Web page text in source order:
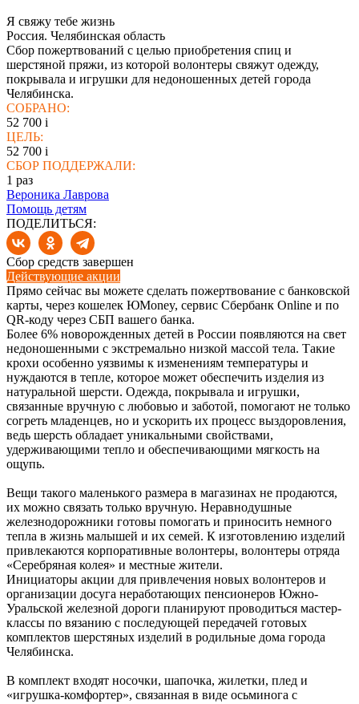
Я свяжу тебе жизнь
Россия. Челябинская область
Сбор пожертвований с целью приобретения спиц и
шерстяной пряжи, из которой волонтеры свяжут одежду,
покрывала и игрушки для недоношенных детей города
Челябинска.
СОБРАНО:
52 700 i
ЦЕЛЬ:
52 700 i
СБОР ПОДДЕРЖАЛИ:
1 раз
Вероника Лаврова
Помощь детям
ПОДЕЛИТЬСЯ:
Сбор средств завершен
Действующие акции
Прямо сейчас вы можете сделать пожертвование с банковской
карты, через кошелек ЮMoney, сервис Сбербанк Online и по
QR-коду через СБП вашего банка.
Более 6% новорожденных детей в России появляются на свет
недоношенными с экстремально низкой массой тела. Такие
крохи особенно уязвимы к изменениям температуры и
нуждаются в тепле, которое может обеспечить изделия из
натуральной шерсти. Одежда, покрывала и игрушки,
связанные вручную с любовью и заботой, помогают не только
согреть младенцев, но и ускорить их процесс выздоровления,
ведь шерсть обладает уникальными свойствами,
удерживающими тепло и обеспечивающими мягкость на
ощупь.
Вещи такого маленького размера в магазинах не продаются,
их можно связать только вручную. Неравнодушные
железнодорожники готовы помогать и приносить немного
тепла в жизнь малышей и их семей. К изготовлению изделий
привлекаются корпоративные волонтеры, волонтеры отряда
«Серебряная колея» и местные жители.
Инициаторы акции для привлечения новых волонтеров и
организации досуга неработающих пенсионеров Южно-
Уральской железной дороги планируют проводиться мастер-
классы по вязанию с последующей передачей готовых
комплектов шерстяных изделий в родильные дома города
Челябинска.
В комплект входят носочки, шапочка, жилетки, плед и
«игрушка-комфортер», связанная в виде осьминога с